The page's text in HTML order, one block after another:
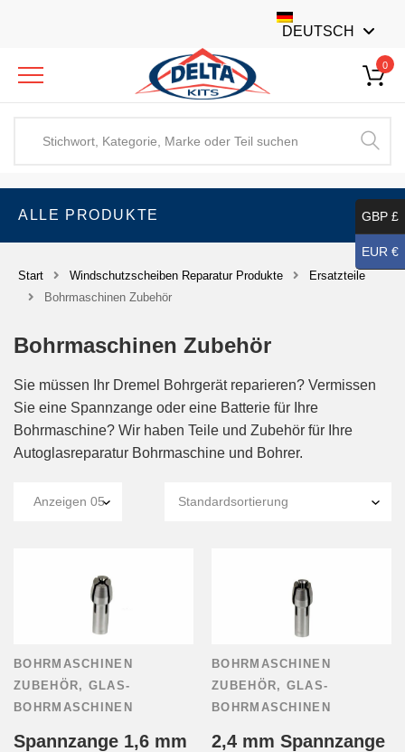
DEUTSCH
0
ALLE PRODUKTE
Start Windschutzscheiben Reparatur Produkte
Ersatzteile
Bohrmaschinen Zubehör
Bohrmaschinen Zubehör
Sie müssen Ihr Dremel Bohrgerät reparieren? Vermissen
Sie eine Spannzange oder eine Batterie für Ihre
Bohrmaschine? Wir haben Teile und Zubehör für Ihre
Autoglasreparatur Bohrmaschine und Bohrer.
BOHRMASCHINEN
ZUBEHÖR, GLAS-
BOHRMASCHINEN
Spannzange 1,6 mm
BOHRMASCHINEN
ZUBEHÖR, GLAS-
BOHRMASCHINEN
2,4 mm Spannzange
GBP £
EUR €